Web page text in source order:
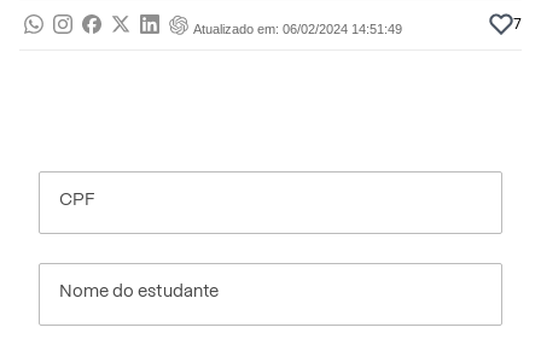
Atualizado em: 06/02/2024 14:51:49 7
CPF
Nome do estudante